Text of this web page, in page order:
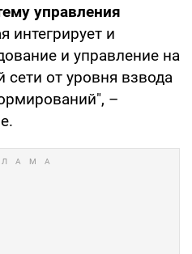
управления
интегрирует и
и управление на
сети от уровня взвода
–